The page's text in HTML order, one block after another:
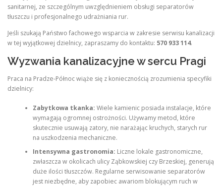
sanitarnej, ze szczególnym uwzględnieniem obsługi separatorów
tłuszczu i profesjonalnego udrażniania rur.
Jeśli szukają Państwo fachowego wsparcia w zakresie serwisu kanalizacji
w tej wyjątkowej dzielnicy, zapraszamy do kontaktu: 570 933 114.
Wyzwania kanalizacyjne w sercu Pragi
Praca na Pradze-Północ wiąże się z koniecznością zrozumienia specyfiki
dzielnicy:
Zabytkowa tkanka: Wiele kamienic posiada instalacje, które
wymagają ogromnej ostrożności. Używamy metod, które
skutecznie usuwają zatory, nie narażając kruchych, starych rur
na uszkodzenia mechaniczne.
Intensywna gastronomia: Liczne lokale gastronomiczne,
zwłaszcza w okolicach ulicy Ząbkowskiej czy Brzeskiej, generują
duże ilości tłuszczów. Regularne serwisowanie separatorów
jest niezbędne, aby zapobiec awariom blokującym ruch w